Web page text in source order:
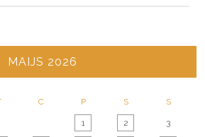
MAIJS 2026
C P S S
1 2 3